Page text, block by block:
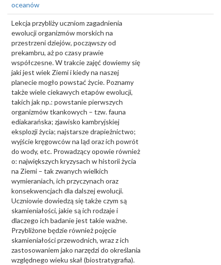
oceanów
Lekcja przybliży uczniom zagadnienia
ewolucji organizmów morskich na
przestrzeni dziejów, począwszy od
prekambru, aż po czasy prawie
współczesne. W trakcie zajęć dowiemy się
jaki jest wiek Ziemi i kiedy na naszej
planecie mogło powstać życie. Poznamy
także wiele ciekawych etapów ewolucji,
takich jak np.: powstanie pierwszych
organizmów tkankowych – tzw. fauna
ediakarańska; zjawisko kambryjskiej
eksplozji życia; najstarsze drapieżnictwo;
wyjście kręgowców na ląd oraz ich powrót
do wody, etc. Prowadzący opowie również
o: największych kryzysach w historii życia
na Ziemi – tak zwanych wielkich
wymieraniach, ich przyczynach oraz
konsekwencjach dla dalszej ewolucji.
Uczniowie dowiedzą się także czym są
skamieniałości, jakie są ich rodzaje i
dlaczego ich badanie jest takie ważne.
Przybliżone będzie również pojęcie
skamieniałości przewodnich, wraz z ich
zastosowaniem jako narzędzi do określania
względnego wieku skał (biostratygrafia).